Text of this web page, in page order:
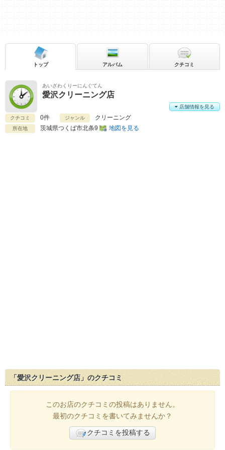
あいざわくりーにんぐてん
愛沢クリーニング店
クチコミ 0件 ジャンル クリーニング
所在地 茨城県つくば市北条9 地図を見る
店舗情報を見る
トップ アルバム クチコミ
「愛沢クリーニング店」のクチコミ
このお店のクチコミの投稿はありません。
最初のクチコミを書いてみませんか？
クチコミを投稿する